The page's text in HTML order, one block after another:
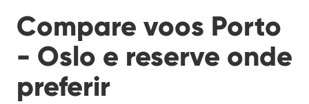
Compare voos Porto
- Oslo e reserve onde
preferir